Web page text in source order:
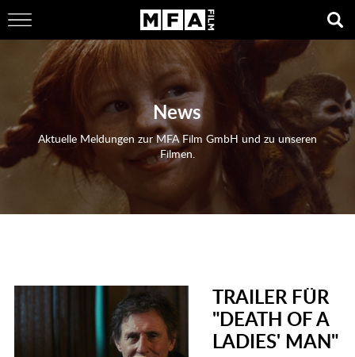
News
Aktuelle Meldungen zur MFA Film GmbH und zu unseren
Filmen.
TRAILER FÜR
"DEATH OF A
LADIES' MAN"